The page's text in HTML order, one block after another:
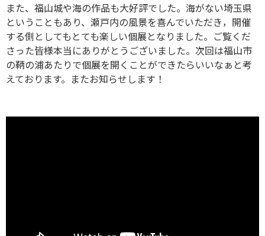
また、福山城や海の作品も大好評でした。海がない埼玉県
ということもあり、瀬戸内の風景を喜んでいただき，開催
する側としてもとても楽しい個展となりました。ご覧くだ
さった皆様本当にありがとうございました。次回は福山市
の鞆の浦あたりで個展を開くことができたらいいなぁと考
えております。またお知らせします！